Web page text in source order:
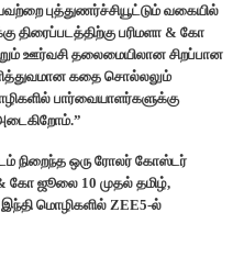
புத்துணர்ச்சியூட்டும் வகையில்
பரிமளா & கோ
ஊர்வசி தலைமையிலான சிறப்பான
கதை சொல்லலும்
பார்வையாளர்களுக்கு
நிறைந்த ஒரு ரோலர் கோஸ்டர்
கோ ஜூலை 10 முதல் தமிழ்,
மொழிகளில் ZEE5-ல்